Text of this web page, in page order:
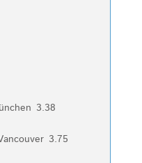
3.38
3.75